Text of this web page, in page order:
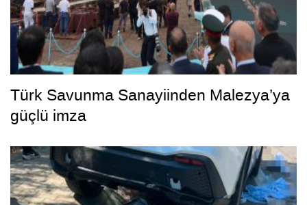
Türk Savunma Sanayiinden Malezya’ya
güçlü imza